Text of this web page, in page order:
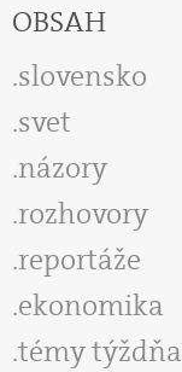
OBSAH
slovensko
svet
názory
rozhovory
reportáže
ekonomika
témy týždňa